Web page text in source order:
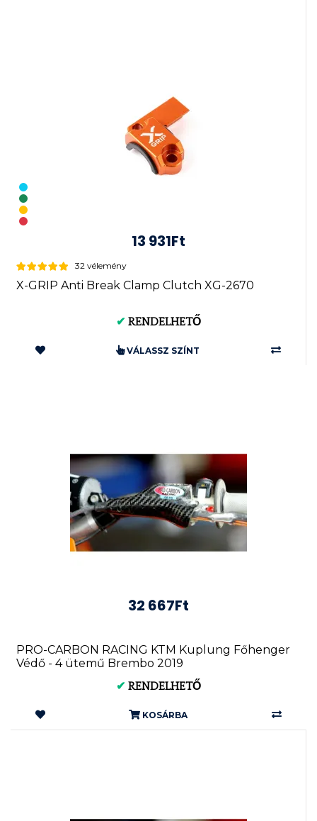
13 931Ft
32 vélemény
X-GRIP Anti Break Clamp Clutch XG-2670
✔ RENDELHETŐ
VÁLASSZ SZÍNT
32 667Ft
PRO-CARBON RACING KTM Kuplung Főhenger
Védő - 4 ütemű Brembo 2019
✔ RENDELHETŐ
KOSÁRBA